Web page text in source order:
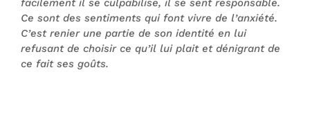
facilement il se culpabilise, il se sent responsable.
Ce sont des sentiments qui font vivre de l’anxiété.
C’est renier une partie de son identité en lui
refusant de choisir ce qu’il lui plait et dénigrant de
ce fait ses goûts.